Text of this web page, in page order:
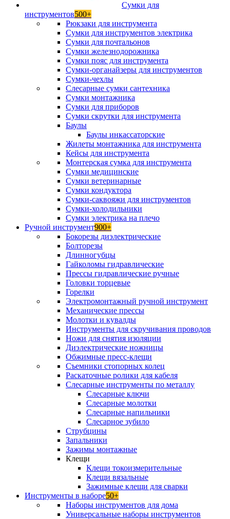
Сумки для
инструментов500+
Рюкзаки для инструмента
Сумки для инструментов электрика
Сумки для почтальонов
Сумки железнодорожника
Сумки пояс для инструмента
Сумки-органайзеры для инструментов
Сумки-чехлы
Слесарные сумки сантехника
Сумки монтажника
Сумки для приборов
Сумки скрутки для инструмента
Баулы
Баулы инкассаторские
Жилеты монтажника для инструмента
Кейсы для инструмента
Монтерская сумка для инструмента
Сумки медицинские
Сумки ветеринарные
Сумки кондуктора
Сумки-саквояжи для инструментов
Сумки-холодильники
Сумки электрика на плечо
Ручной инструмент900+
Бокорезы диэлектрические
Болторезы
Длинногубцы
Гайколомы гидравлические
Прессы гидравлические ручные
Головки торцевые
Горелки
Электромонтажный ручной инструмент
Механические прессы
Молотки и кувалды
Инструменты для скручивания проводов
Ножи для снятия изоляции
Диэлектрические ножницы
Обжимные пресс-клещи
Съемники стопорных колец
Раскаточные ролики для кабеля
Слесарные инструменты по металлу
Слесарные ключи
Слесарные молотки
Слесарные напильники
Слесарное зубило
Струбцины
Запальники
Зажимы монтажные
Клещи
Клещи токоизмерительные
Клещи вязальные
Зажимные клещи для сварки
Инструменты в наборе50+
Наборы инструментов для дома
Универсальные наборы инструментов